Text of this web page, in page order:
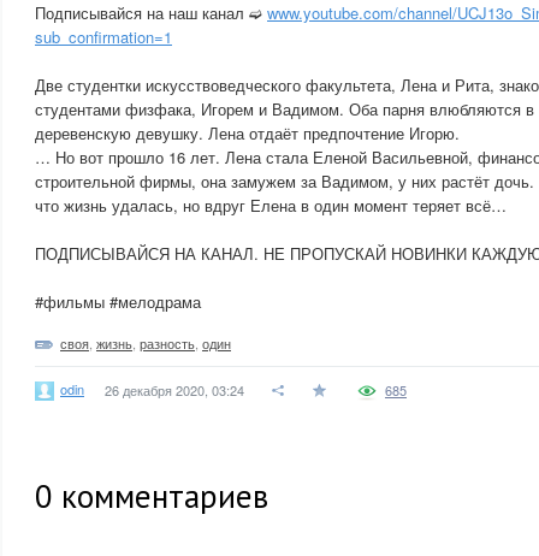
Подписывайся на наш канал ➫ www.youtube.com/channel/
sub_confirmation=1
Две студентки искусствоведческого факультета, Лена и Рита,
студентами физфака, Игорем и Вадимом. Оба парня влюбляются
деревенскую девушку. Лена отдаёт предпочтение Игорю.
… Но вот прошло 16 лет. Лена стала Еленой Васильевной,
строительной фирмы, она замужем за Вадимом, у них растёт
что жизнь удалась, но вдруг Елена в один момент теряет всё…
ПОДПИСЫВАЙСЯ НА КАНАЛ. НЕ ПРОПУСКАЙ НОВИНКИ
#фильмы #мелодрама
своя жизнь разность один
odin 26 декабря 2020, 03:24 685
0 комментариев